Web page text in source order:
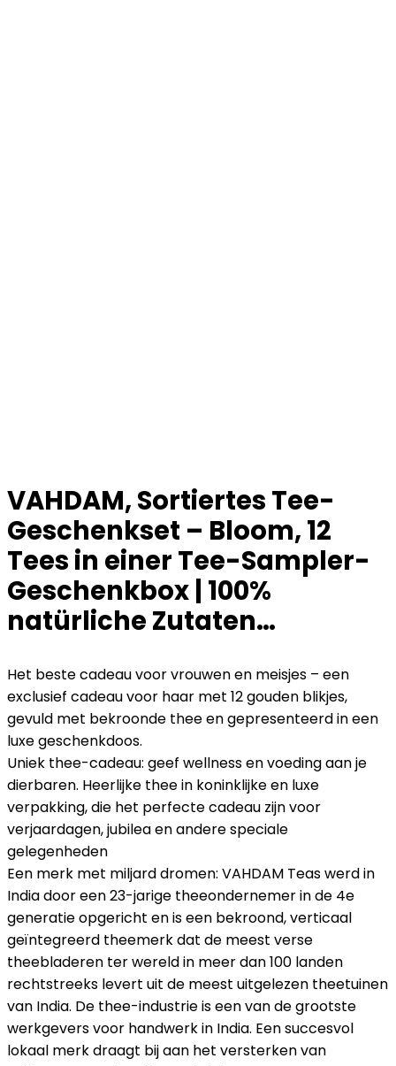
VAHDAM, Sortiertes Tee-
Geschenkset – Bloom, 12
Tees in einer Tee-Sampler-
Geschenkbox | 100%
natürliche Zutaten…
Het beste cadeau voor vrouwen en meisjes – een
exclusief cadeau voor haar met 12 gouden blikjes,
gevuld met bekroonde thee en gepresenteerd in een
luxe geschenkdoos.
Uniek thee-cadeau: geef wellness en voeding aan je
dierbaren. Heerlijke thee in koninklijke en luxe
verpakking, die het perfecte cadeau zijn voor
verjaardagen, jubilea en andere speciale
gelegenheden
Een merk met miljard dromen: VAHDAM Teas werd in
India door een 23-jarige theeondernemer in de 4e
generatie opgericht en is een bekroond, verticaal
geïntegreerd theemerk dat de meest verse
theebladeren ter wereld in meer dan 100 landen
rechtstreeks levert uit de meest uitgelezen theetuinen
van India. De thee-industrie is een van de grootste
werkgevers voor handwerk in India. Een succesvol
lokaal merk draagt bij aan het versterken van